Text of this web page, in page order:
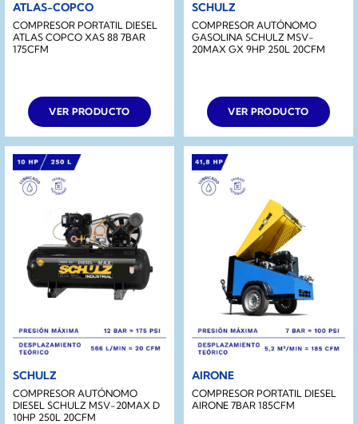
ATLAS-COPCO
COMPRESOR PORTATIL DIESEL
ATLAS COPCO XAS 88 7BAR
175CFM
VER PRODUCTO
SCHULZ
COMPRESOR AUTÓNOMO
GASOLINA SCHULZ MSV-
20MAX GX 9HP 250L 20CFM
VER PRODUCTO
SCHULZ
COMPRESOR AUTÓNOMO
DIESEL SCHULZ MSV-20MAX D
10HP 250L 20CFM
AIRONE
COMPRESOR PORTATIL DIESEL
AIRONE 7BAR 185CFM